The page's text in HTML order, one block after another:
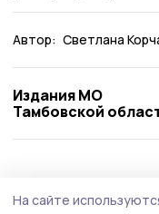
Автор: Светлана
Издания МО
Тамбовской
На сайте